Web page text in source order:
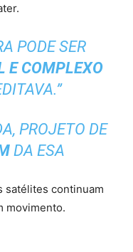
PODE SER
E COMPLEXO
PROJETO DE
DA ESA
satélites continuam
movimento.